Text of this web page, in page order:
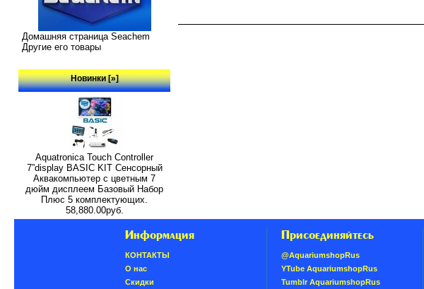
Домашняя страница Seachem
Другие его товары
Новинки [»]
Aquatronica Touch Controller
7”display BASIC KIT Сенсорный
Аквакомпьютер с цветным 7
дюйм дисплеем Базовый Набор
Плюс 5 комплектующих.
58,880.00руб.
Информация
КОНТАКТЫ
О нас
Скидки
Присоединяйтесь
@AquariumshopRus
YTube AquariumshopRus
Tumblr AquariumshopRus